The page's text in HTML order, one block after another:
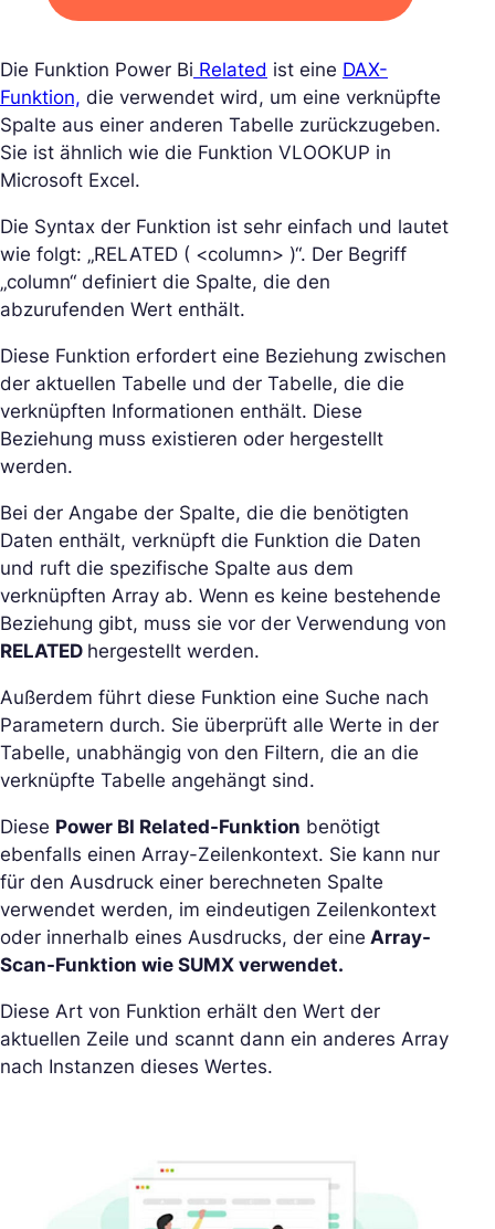
Die Funktion Power Bi Related ist eine DAX-
Funktion, die verwendet wird, um eine verknüpfte
Spalte aus einer anderen Tabelle zurückzugeben.
Sie ist ähnlich wie die Funktion VLOOKUP in
Microsoft Excel.
Die Syntax der Funktion ist sehr einfach und lautet
wie folgt: „RELATED ( <column> )“. Der Begriff
„column“ definiert die Spalte, die den
abzurufenden Wert enthält.
Diese Funktion erfordert eine Beziehung zwischen
der aktuellen Tabelle und der Tabelle, die die
verknüpften Informationen enthält. Diese
Beziehung muss existieren oder hergestellt
werden.
Bei der Angabe der Spalte, die die benötigten
Daten enthält, verknüpft die Funktion die Daten
und ruft die spezifische Spalte aus dem
verknüpften Array ab. Wenn es keine bestehende
Beziehung gibt, muss sie vor der Verwendung von
RELATED hergestellt werden.
Außerdem führt diese Funktion eine Suche nach
Parametern durch. Sie überprüft alle Werte in der
Tabelle, unabhängig von den Filtern, die an die
verknüpfte Tabelle angehängt sind.
Diese Power BI Related-Funktion benötigt
ebenfalls einen Array-Zeilenkontext. Sie kann nur
für den Ausdruck einer berechneten Spalte
verwendet werden, im eindeutigen Zeilenkontext
oder innerhalb eines Ausdrucks, der eine Array-
Scan-Funktion wie SUMX verwendet.
Diese Art von Funktion erhält den Wert der
aktuellen Zeile und scannt dann ein anderes Array
nach Instanzen dieses Wertes.